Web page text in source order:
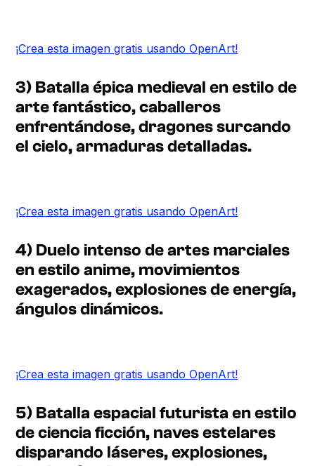
¡Crea esta imagen gratis usando OpenArt!
3) Batalla épica medieval en estilo de
arte fantástico, caballeros
enfrentándose, dragones surcando
el cielo, armaduras detalladas.
¡Crea esta imagen gratis usando OpenArt!
4) Duelo intenso de artes marciales
en estilo anime, movimientos
exagerados, explosiones de energía,
ángulos dinámicos.
¡Crea esta imagen gratis usando OpenArt!
5) Batalla espacial futurista en estilo
de ciencia ficción, naves estelares
disparando láseres, explosiones,